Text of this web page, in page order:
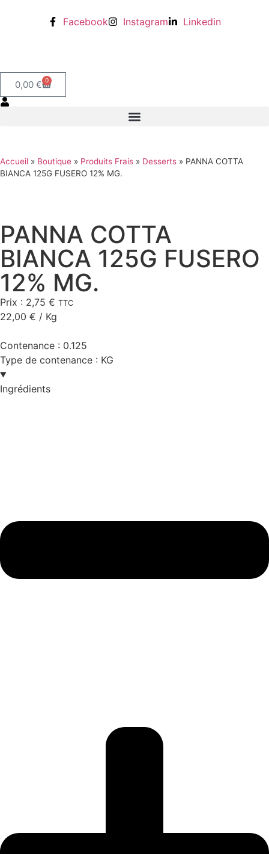
Facebook Instagram Linkedin
0,00 € 0
Accueil » Boutique » Produits Frais » Desserts » PANNA COTTA
BIANCA 125G FUSERO 12% MG.
PANNA COTTA
BIANCA 125G FUSERO
12% MG.
Prix : 2,75 € TTC
22,00 € / Kg
Contenance : 0.125
Type de contenance : KG
Ingrédients